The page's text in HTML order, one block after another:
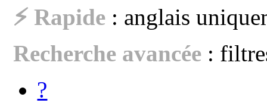
⚡ Rapide : anglais
Recherche avancée :
?